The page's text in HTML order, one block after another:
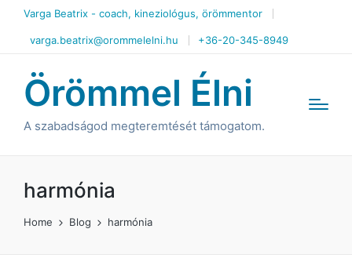
Varga Beatrix - coach, kineziológus, örömmentor
varga.beatrix@orommelelni.hu +36-20-345-8949
Örömmel Élni
A szabadságod megteremtését támogatom.
harmónia
Home Blog harmónia